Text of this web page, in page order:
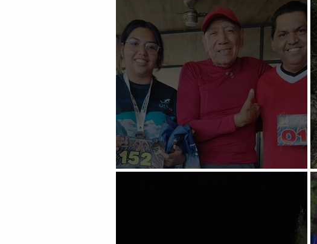
Le cumplen a El Puma